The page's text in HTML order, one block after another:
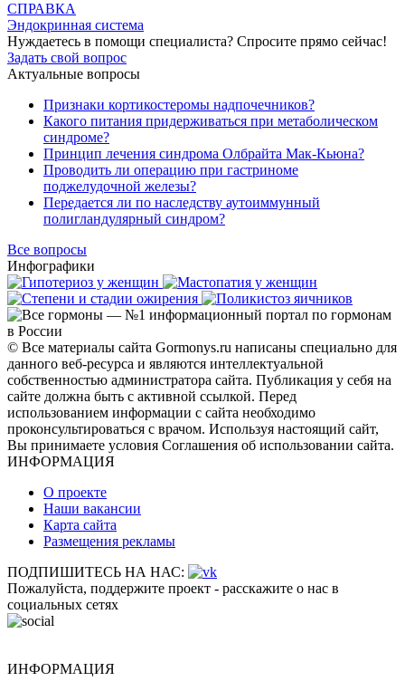
СПРАВКА
Эндокринная система
Нуждаетесь в помощи специалиста? Спросите прямо сейчас!
Задать свой вопрос
Актуальные вопросы
Признаки кортикостеромы надпочечников?
Какого питания придерживаться при метаболическом
синдроме?
Принцип лечения синдрома Олбрайта Мак-Кьюна?
Проводить ли операцию при гастриноме
поджелудочной железы?
Передается ли по наследству аутоиммунный
полигландулярный синдром?
Все вопросы
Инфографики
© Все материалы сайта Gormonys.ru написаны специально для
данного веб-ресурса и являются интеллектуальной
собственностью администратора сайта. Публикация у себя на
сайте должна быть с активной ссылкой. Перед
использованием информации с сайта необходимо
проконсультироваться с врачом. Используя настоящий сайт,
Вы принимаете условия Соглашения об использовании сайта.
ИНФОРМАЦИЯ
О проекте
Наши вакансии
Карта сайта
Размещения рекламы
ПОДПИШИТЕСЬ НА НАС:
Пожалуйста, поддержите проект - расскажите о нас в
социальных сетях
ИНФОРМАЦИЯ